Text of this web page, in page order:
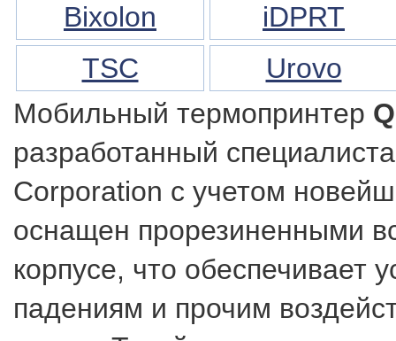
Bixolon
iDPRT
TSC
Urovo
Мобильный термопринтер
разработанный
Corporation с учетом
оснащен прорезиненными
корпусе, что обеспечивает
падениям и прочим